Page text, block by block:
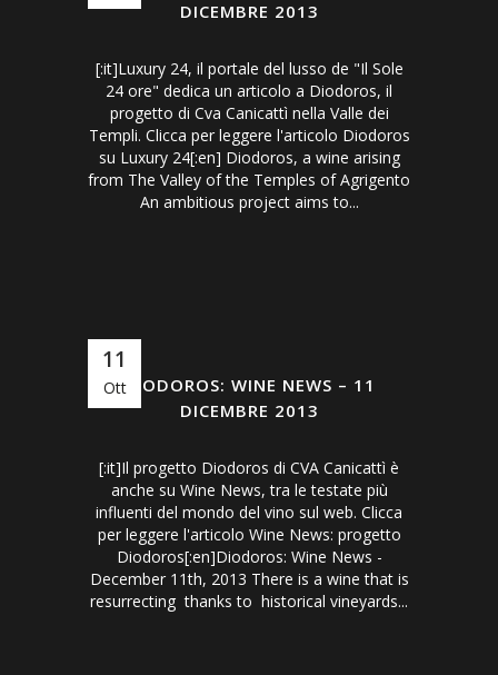
DICEMBRE 2013
[:it]Luxury 24, il portale del lusso de "Il Sole
24 ore" dedica un articolo a Diodoros, il
progetto di Cva Canicattì nella Valle dei
Templi. Clicca per leggere l'articolo Diodoros
su Luxury 24[:en] Diodoros, a wine arising
from The Valley of the Temples of Agrigento
An ambitious project aims to...
11
OttDIODOROS: WINE NEWS – 11
DICEMBRE 2013
[:it]Il progetto Diodoros di CVA Canicattì è
anche su Wine News, tra le testate più
influenti del mondo del vino sul web. Clicca
per leggere l'articolo Wine News: progetto
Diodoros[:en]Diodoros: Wine News -
December 11th, 2013 There is a wine that is
resurrecting thanks to historical vineyards...